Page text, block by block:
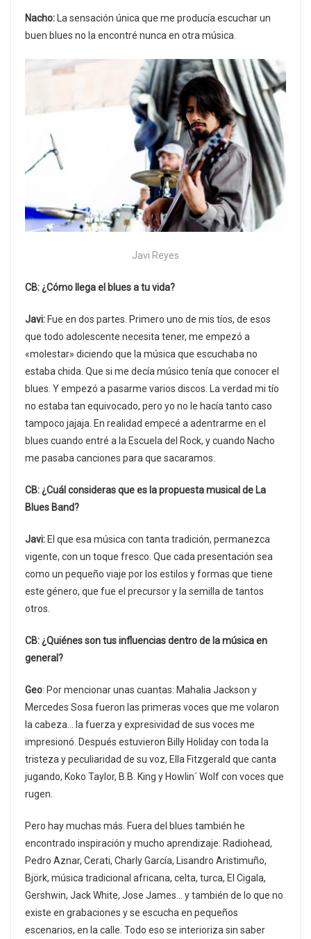
Nacho:La sensación única que me producía escuchar un
buen blues no la encontré nunca en otra música.
Javi Reyes
CB: ¿Cómo llega el blues a tu vida?
Javi: Fue en dos partes. Primero uno de mis tíos, de esos
que todo adolescente necesita tener, me empezó a
«molestar» diciendo que la música que escuchaba no
estaba chida. Que si me decía músico tenía que conocer el
blues. Y empezó a pasarme varios discos. La verdad mi tío
no estaba tan equivocado, pero yo no le hacía tanto caso
tampoco jajaja. En realidad empecé a adentrarme en el
blues cuando entré a la Escuela del Rock, y cuando Nacho
me pasaba canciones para que sacaramos.
CB: ¿Cuál consideras que es la propuesta musical de La
Blues Band?
Javi: El que esa música con tanta tradición, permanezca
vigente, con un toque fresco. Que cada presentación sea
como un pequeño viaje por los estilos y formas que tiene
este género, que fue el precursor y la semilla de tantos
otros.
CB: ¿Quiénes son tus influencias dentro de la música en
general?
Geo: Por mencionar unas cuantas: Mahalia Jackson y
Mercedes Sosa fueron las primeras voces que me volaron
la cabeza… la fuerza y expresividad de sus voces me
impresionó. Después estuvieron Billy Holiday con toda la
tristeza y peculiaridad de su voz, Ella Fitzgerald que canta
jugando, Koko Taylor, B.B. King y Howlin´ Wolf con voces que
rugen.
Pero hay muchas más. Fuera del blues también he
encontrado inspiración y mucho aprendizaje: Radiohead,
Pedro Aznar, Cerati, Charly García, Lisandro Aristimuño,
Björk, música tradicional africana, celta, turca, El Cigala,
Gershwin, Jack White, Jose James… y también de lo que no
existe en grabaciones y se escucha en pequeños
escenarios, en la calle. Todo eso se interioriza sin saber